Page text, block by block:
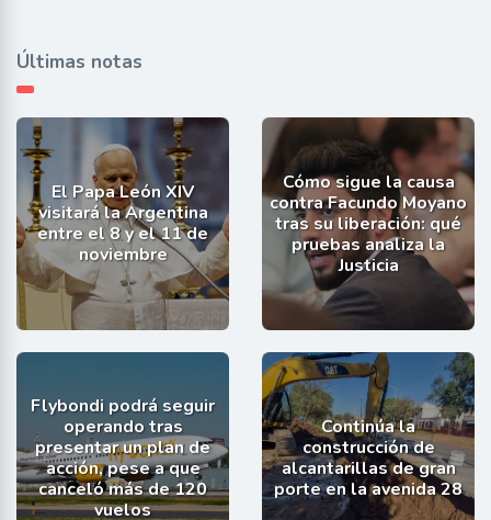
Últimas notas
El Papa León XIV
visitará la Argentina
entre el 8 y el 11 de
noviembre
Cómo sigue la causa
contra Facundo Moyano
tras su liberación: qué
pruebas analiza la
Justicia
Flybondi podrá seguir
operando tras
presentar un plan de
acción, pese a que
canceló más de 120
vuelos
Continúa la
construcción de
alcantarillas de gran
porte en la avenida 28